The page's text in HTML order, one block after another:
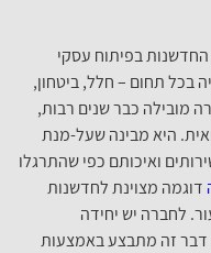
בפיתוח עסקי
בכל תחום – חלל, ביטחון,
מובילה כבר שנים רבות,
היא מבינה שעל-מנת
ואיכותם כפי שהתרגלו
דוגמה מצוינת לחדשנות
לחברה יש יחידה
דבר זה מתבצע באמצעות